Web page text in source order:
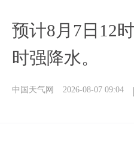
预计8月7日12
时强降水。
中国天气网 2026-08-07 09:04